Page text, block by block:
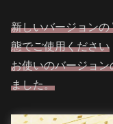
新しいバージョン
態でご使用ください
お使いのバージョ
ました。